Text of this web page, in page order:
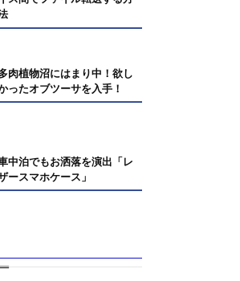
肉植物沼にはまり中！欲し
ったオブツーサを入手！
中泊でもお洒落を演出「レ
ースマホケース」